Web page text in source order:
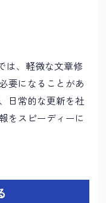
は、軽微な文章修
要になることがあ
日常的な更新を社
をスピーディーに